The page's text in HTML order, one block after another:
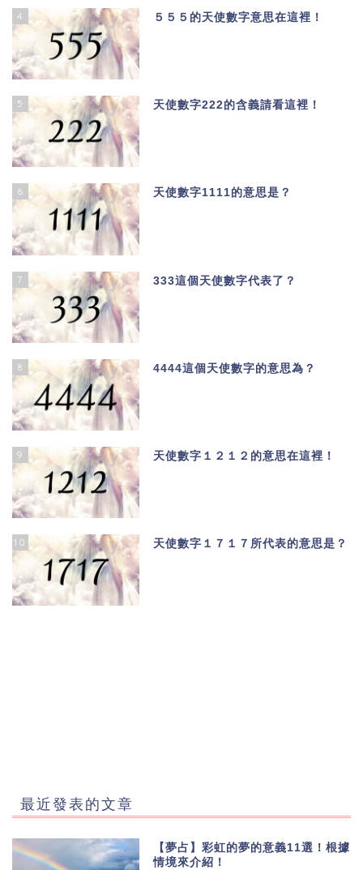
4 ５５５的天使數字意思在這裡！
5 天使數字222的含義請看這裡！
6 天使數字1111的意思是？
7 333這個天使數字代表了？
8 4444這個天使數字的意思為？
9 天使數字１２１２的意思在這裡！
10 天使數字１７１７所代表的意思是？
最近發表的文章
【夢占】彩虹的夢的意義11選！根據
情境來介紹！